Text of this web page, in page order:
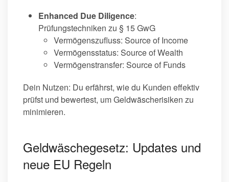
Enhanced Due Diligence:
Prüfungstechniken zu § 15 GwG
Vermögenszufluss: Source of Income
Vermögensstatus: Source of Wealth
Vermögenstransfer: Source of Funds
Dein Nutzen: Du erfährst, wie du Kunden effektiv
prüfst und bewertest, um Geldwäscherisiken zu
minimieren.
Geldwäschegesetz: Updates und
neue EU Regeln